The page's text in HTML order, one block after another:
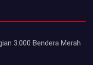
3.000 Bendera Merah